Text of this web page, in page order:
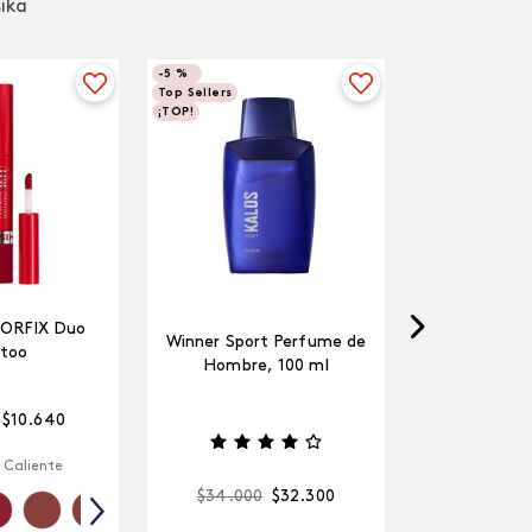
Duo
$10 .640
Caliente
-5 %
Top Sellers
¡TOP!
Winner Sport Perfume de
Hombre, 100 ml
$34.000 $32 .300